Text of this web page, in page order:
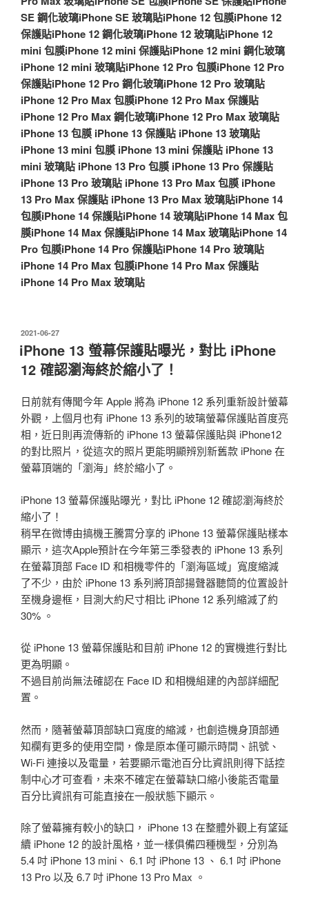
SE 鋼化玻璃iPhone SE 玻璃貼iPhone 12 包膜iPhone 12
保護貼iPhone 12 鋼化玻璃iPhone 12 玻璃貼iPhone 12
mini 包膜iPhone 12 mini 保護貼iPhone 12 mini 鋼化玻璃
iPhone 12 mini 玻璃貼iPhone 12 Pro 包膜iPhone 12 Pro
保護貼iPhone 12 Pro 鋼化玻璃iPhone 12 Pro 玻璃貼
iPhone 12 Pro Max 包膜iPhone 12 Pro Max 保護貼
iPhone 12 Pro Max 鋼化玻璃iPhone 12 Pro Max 玻璃貼
iPhone 13 包膜 iPhone 13 保護貼 iPhone 13 玻璃貼
iPhone 13 mini 包膜 iPhone 13 mini 保護貼 iPhone 13
mini 玻璃貼 iPhone 13 Pro 包膜 iPhone 13 Pro 保護貼
iPhone 13 Pro 玻璃貼 iPhone 13 Pro Max 包膜 iPhone
13 Pro Max 保護貼 iPhone 13 Pro Max 玻璃貼iPhone 14
包膜iPhone 14 保護貼iPhone 14 玻璃貼iPhone 14 Max 包
膜iPhone 14 Max 保護貼iPhone 14 Max 玻璃貼iPhone 14
Pro 包膜iPhone 14 Pro 保護貼iPhone 14 Pro 玻璃貼
iPhone 14 Pro Max 包膜iPhone 14 Pro Max 保護貼
iPhone 14 Pro Max 玻璃貼
發
佈
於
2021-06-27
iPhone 13 螢幕保護貼曝光，對比 iPhone
12 確認瀏海終於縮小了！
日前就有傳聞今年 Apple 將為 iPhone 12 系列重新設計螢幕
外觀，上個月也有 iPhone 13 系列的玻璃螢幕保護貼首度亮
相，近日則再流傳新的 iPhone 13 螢幕保護貼與 iPhone12
的對比照片，從這次的照片更能明顯辨別新舊款 iPhone 在
螢幕頂端的「瀏海」終於縮小了。
iPhone 13 螢幕保護貼曝光，對比 iPhone 12 確認瀏海終於
縮小了！
稍早在微博由搞機王騰霄分享的 iPhone 13 螢幕保護貼樣本
顯示，這次Apple預計在今年第三季發表的 iPhone 13 系列
在螢幕頂部 Face ID 和相機零件的「瀏海區域」寬度縮減
了不少，由於 iPhone 13 系列將頂部揚聲器聽筒的位置設計
至機身邊框，目測大約尺寸相比 iPhone 12 系列縮減了約
30% 。
從 iPhone 13 螢幕保護貼和目前 iPhone 12 的實機進行對比
更為明顯。
不過目前尚無法確認在 Face ID 和相機組建的內部詳細配
置。
然而，隨著螢幕頂部缺口寬度的縮減，也創造機身頂部通
知欄有更多的使用空間，像是原本僅可顯示時間、訊號、
Wi-Fi 連接以及電量，若要顯示電池百分比資訊則得下話控
制中心才可查看，未來不確定在螢幕缺口縮小後能否電量
百分比資訊有可能直接在一般狀態下顯示。
除了螢幕擁有較小的缺口， iPhone 13 在整體外觀上有望延
續 iPhone 12 的設計風格，並一樣俱備四種機型，分別為
5.4 吋 iPhone 13 mini、 6.1 吋 iPhone 13 、 6.1 吋 iPhone
13 Pro 以及 6.7 吋 iPhone 13 Pro Max 。